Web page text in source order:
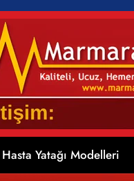
Hasta Yatağı Modelleri